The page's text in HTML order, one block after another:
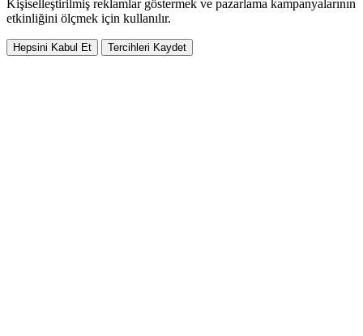
Kişiselleştirilmiş reklamlar göstermek ve pazarlama kampanyalarının
etkinliğini ölçmek için kullanılır.
Hepsini Kabul Et Tercihleri Kaydet